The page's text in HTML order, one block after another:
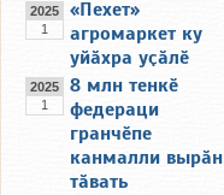
2025
1
«Пехет»
агромаркет ку
уйӑхра уҫӑлӗ
2025
1
8 млн тенкӗ
федераци
гранчӗпе
канмалли вырӑн
тӑвать